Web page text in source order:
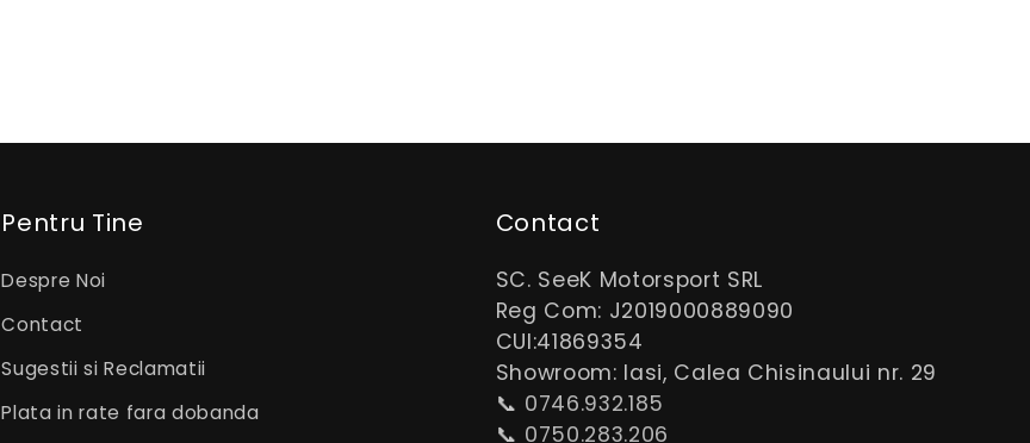
Pentru Tine
Despre Noi
Contact
Sugestii si Reclamatii
Plata in rate fara dobanda
Contact
SC. SeeK Motorsport SRL
Reg Com: J2019000889090
CUI:41869354
Showroom: Iasi, Calea Chisinaului nr. 29
📞 0746.932.185
📞 0750.283.206